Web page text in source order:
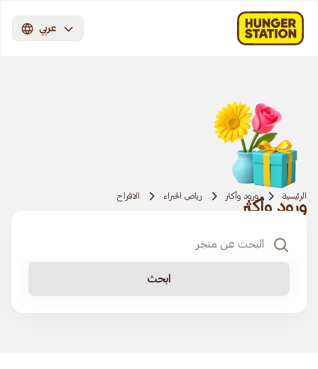
عربي
الرئيسية ورود وأكثر رياض الخبراء الافراح
ورود وأكثر
ابحث